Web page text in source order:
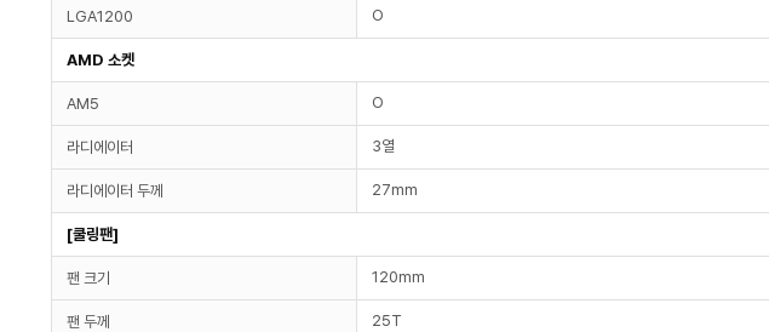
LGA1200 O
AMD 소켓
AM5 O
라디에이터 3열
라디에이터 두께 27mm
[쿨링팬]
팬 크기 120mm
팬 두께 25T